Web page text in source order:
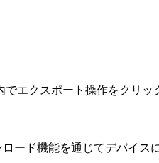
でエクスポート操作をクリッ
ード機能を通じてデバイス